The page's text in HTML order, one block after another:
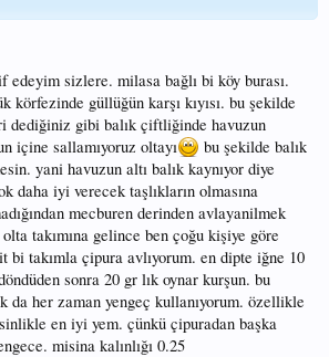
sizlere. milasa bağlı bi köy burası.
körfezinde güllüğün karşı kıyısı. bu şekilde
dediğiniz gibi balık çiftliğinde havuzun
içine sallamıyoruz oltayı
bu şekilde balık
yani havuzun altı balık kaynıyor diye
daha iyi verecek taşlıkların olmasına
mecburen derinden avlayanilmek
takımına gelince ben çoğu kişiye göre
bi takımla çipura avlıyorum. en dipte iğne 10
sonra 20 gr lık oynar kurşun. bu
da her zaman yengeç kullanıyorum. özellikle
en iyi yem. çünkü çipuradan başka
misina kalınlığı 0.25